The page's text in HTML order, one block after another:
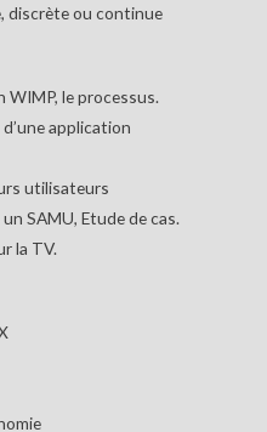
discrète ou continue
WIMP, le processus.
application
utilisateurs
SAMU, Etude de cas.
la TV.